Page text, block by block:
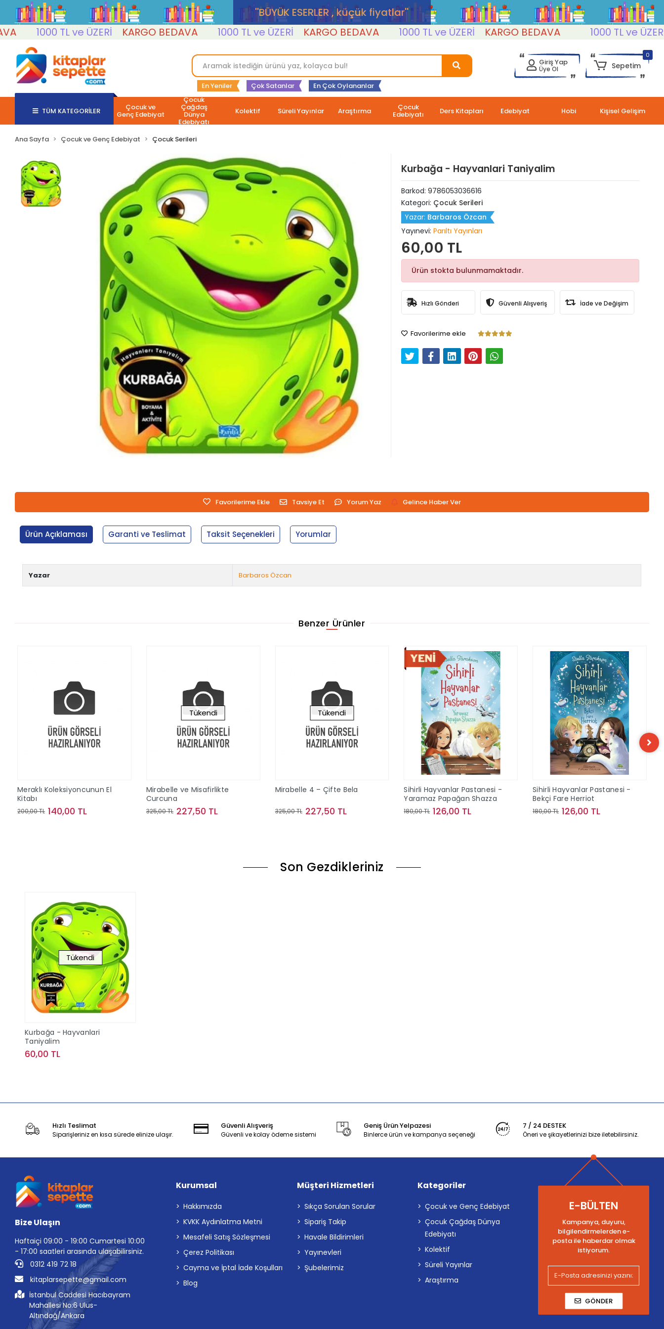
''BÜYÜK ESERLER , küçük fiyatlar''
1000 TL ve ÜZERİ
KARGO BEDAVA 1000 TL ve ÜZERİ KARGO BEDAVA 1000 TL ve ÜZERİ KARGO BEDAVA 1000 TL ve ÜZERİ
En Yeniler Çok Satanlar En Çok Oylananlar
Giriş Yap
Üye Ol
0
Sepetim
TÜM KATEGORİLER Çocuk ve
Genç Edebiyat
Çocuk
Çağdaş
Dünya
Edebiyatı
Kolektif Süreli Yayınlar Araştırma Çocuk
Edebiyatı Ders Kitapları Edebiyat Hobi Kişisel Gelişim
Ana Sayfa Çocuk ve Genç Edebiyat Çocuk Serileri
Kurbağa - Hayvanlari Taniyalim
Barkod: 9786053036616
Kategori: Çocuk Serileri
Yazar: Barbaros Özcan
Yayınevi: Parıltı Yayınları
60,00 TL
Ürün stokta bulunmamaktadır.
Hızlı Gönderi Güvenli Alışveriş İade ve Değişim
Favorilerime ekle
Favorilerime Ekle Tavsiye Et Yorum Yaz Gelince Haber Ver
Ürün Açıklaması Garanti ve Teslimat Taksit Seçenekleri Yorumlar
Yazar Barbaros Özcan
Benzer Ürünler
Meraklı Koleksiyoncunun El
Kitabı
200,00 TL 140,00 TL
Tükendi
Mirabelle ve Misafirlikte
Curcuna
325,00 TL 227,50 TL
Tükendi
Mirabelle 4 – Çifte Bela
325,00 TL 227,50 TL
Sihirli Hayvanlar Pastanesi -
Yaramaz Papağan Shazza
180,00 TL 126,00 TL
Sihirli Hayvanlar Pastanesi -
Bekçi Fare Herriot
180,00 TL 126,00 TL
Son Gezdikleriniz
Tükendi
Kurbağa - Hayvanlari
Taniyalim
60,00 TL
Hızlı Teslimat
Siparişleriniz en kısa sürede elinize ulaşır.
Güvenli Alışveriş
Güvenli ve kolay ödeme sistemi
Geniş Ürün Yelpazesi
Binlerce ürün ve kampanya seçeneği
7 / 24 DESTEK
Öneri ve şikayetlerinizi bize iletebilirsiniz.
Bize Ulaşın
Haftaiçi 09:00 - 19:00 Cumartesi 10:00
- 17:00 saatleri arasında ulaşabilirsiniz.
0312 419 72 18
kitaplarsepette@gmail.com
İstanbul Caddesi Hacıbayram
Mahallesi No:6 Ulus-
Altındağ/Ankara
Kurumsal
Hakkımızda
KVKK Aydınlatma Metni
Mesafeli Satış Sözleşmesi
Çerez Politikası
Cayma ve İptal İade Koşulları
Blog
Müşteri Hizmetleri
Sıkça Sorulan Sorular
Sipariş Takip
Havale Bildirimleri
Yayınevleri
Şubelerimiz
Kategoriler
Çocuk ve Genç Edebiyat
Çocuk Çağdaş Dünya
Edebiyatı
Kolektif
Süreli Yayınlar
Araştırma
E-BÜLTEN
Kampanya, duyuru,
bilgilendirmelerden e-
posta ile haberdar olmak
istiyorum.
GÖNDER